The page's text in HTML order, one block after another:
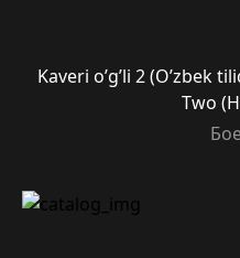
Kaveri o’g’li 2 (O’zbek
Two